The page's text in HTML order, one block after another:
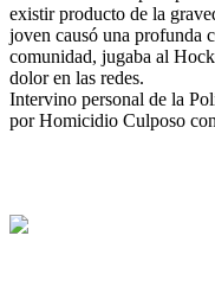
existir producto de la
joven causó una profunda
comunidad, jugaba al
dolor en las redes.
Intervino personal de la
por Homicidio Culposo